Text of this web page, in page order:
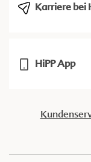
Karriere bei
HiPP App